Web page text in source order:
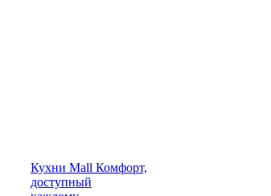
Кухни Mall Комфорт,
доступный